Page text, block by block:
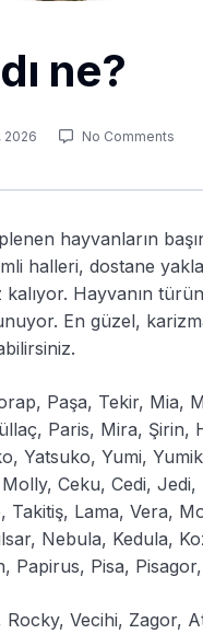
ne?
2026 No Comments
hayvanların
halleri, dostane
Hayvanın
En güzel,
Paşa, Tekir,
Paris, Mira,
Yatsuko, Yumi,
Ceku, Cedi,
Takitiş, Lama, Vera,
Nebula, Kedula,
Papirus, Pisa,
Rocky, Vecihi, Zagor,